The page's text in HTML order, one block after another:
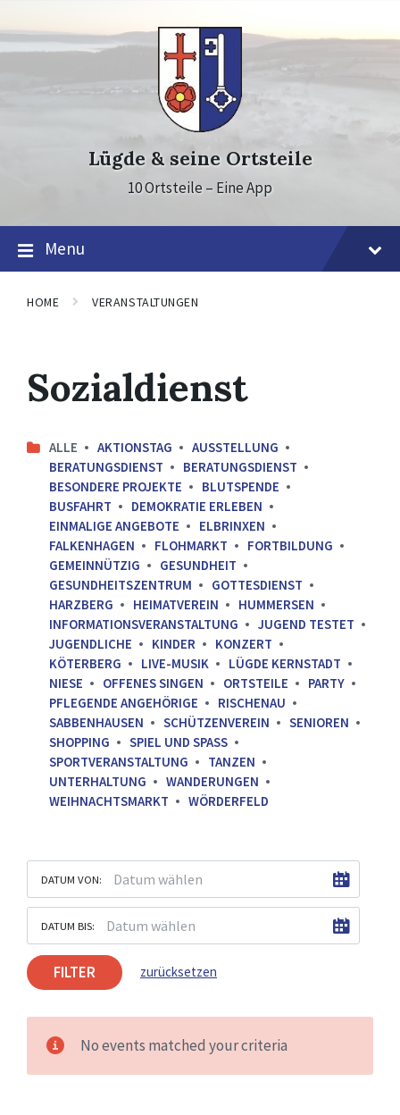
content
main
navigation
footer
Lügde & seine Ortsteile
10 Ortsteile – Eine App
Menu
HOME VERANSTALTUNGEN
Sozialdienst
ALLE AKTIONSTAG
AUSSTELLUNG
BERATUNGSDIENST
BERATUNGSDIENST
BESONDERE PROJEKTE
BLUTSPENDE
BUSFAHRT
DEMOKRATIE ERLEBEN
EINMALIGE ANGEBOTE
ELBRINXEN
FALKENHAGEN
FLOHMARKT
FORTBILDUNG
GEMEINNÜTZIG
GESUNDHEIT
GESUNDHEITSZENTRUM
GOTTESDIENST
HARZBERG
HEIMATVEREIN
HUMMERSEN
INFORMATIONSVERANSTALTUNG
JUGEND TESTET
JUGENDLICHE
KINDER
KONZERT
KÖTERBERG
LIVE-MUSIK
LÜGDE KERNSTADT
NIESE
OFFENES SINGEN ORTSTEILE
PARTY
PFLEGENDE ANGEHÖRIGE
RISCHENAU
SABBENHAUSEN
SCHÜTZENVEREIN
SENIOREN
SHOPPING
SPIEL UND SPASS
SPORTVERANSTALTUNG
TANZEN
UNTERHALTUNG
WANDERUNGEN
WEIHNACHTSMARKT
WÖRDERFELD
DATUM VON:
DATUM BIS:
FILTER zurücksetzen
No events matched your criteria